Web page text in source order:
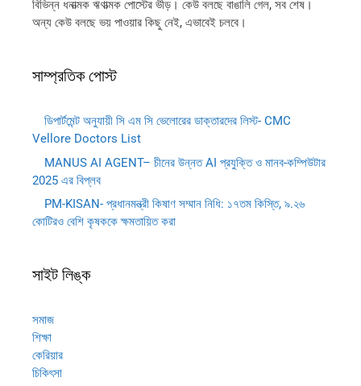
বিভিন্ন ধনাত্মক ঋণাত্মক পোস্টের ভীড়। কেউ বলছে বাঙালি গেল, সব শেষ।
অন্য কেউ বলছে ভয় পাওয়ার কিছু নেই, এভাবেই চলবে।
সাম্প্রতিক পোস্ট
ডিপার্টমেন্ট অনুযায়ী সি এম সি ভেলোরের ডাক্তারদের লিস্ট- CMC
Vellore Doctors List
MANUS AI AGENT– চীনের উন্নত AI প্রযুক্তি ও মানব-কম্পিউটার
2025 এর বিপ্লব
PM-KISAN- প্রধানমন্ত্রী কিষাণ সম্মান নিধি: ১৭তম কিস্তি, ৯.২৬
কোটিরও বেশি কৃষককে ক্ষমতায়িত করা
সাইট লিঙ্ক
সমাজ
শিক্ষা
কেরিয়ার
চিকিৎসা